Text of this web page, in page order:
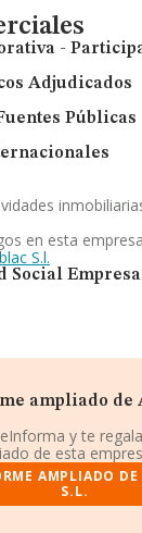
-
Adjudicados
Públicas
en esta empresa
S.l.
Social
ampliado de
y te
de esta
AMPLIADO DE
S.L.